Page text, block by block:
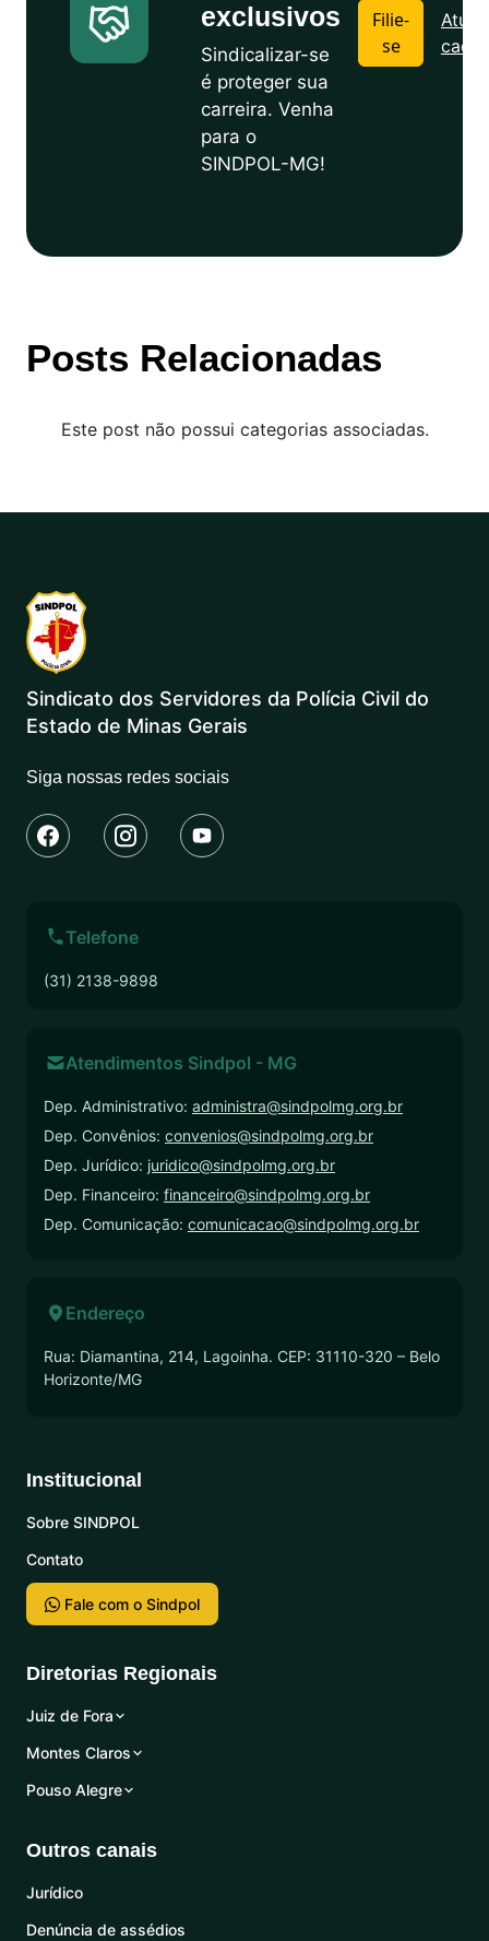
exclusivos
Sindicalizar-se
é proteger sua
carreira. Venha
para o
SINDPOL-MG!
Filie-
se
Posts Relacionadas
Este post não possui categorias associadas.
Sindicato dos Servidores da Polícia Civil do
Estado de Minas Gerais
Siga nossas redes sociais
Telefone
(31) 2138-9898
Atendimentos Sindpol - MG
Dep. Administrativo: administra@sindpolmg.org.br
Dep. Convênios: convenios@sindpolmg.org.br
Dep. Jurídico: juridico@sindpolmg.org.br
Dep. Financeiro: financeiro@sindpolmg.org.br
Dep. Comunicação: comunicacao@sindpolmg.org.br
Endereço
Rua: Diamantina, 214, Lagoinha. CEP: 31110-320 – Belo
Horizonte/MG
Institucional
Sobre SINDPOL
Contato
Fale com o Sindpol
Diretorias Regionais
Juiz de Fora
Montes Claros
Pouso Alegre
Outros canais
Jurídico
Denúncia de assédios